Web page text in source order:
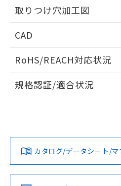
取りつけ穴加工図
CAD
ドすることができます。
ログイン/会
ダウンロードデータをご利用い
みください。
ソフトウェアの使用条件
RoHS/REACH対応状況
EU RoHS 注意事項・凡例
対応済み
規格認証/適合状況
カタログ/データシート/マ
※当社の共同利用者
の共同利用に関し
EU RoHS指令（10物質
ものではありません。
また、RoHS指令のフ
物質の対応では、対応
荷製品に未対応品が混在
欄に対応日を記載してお